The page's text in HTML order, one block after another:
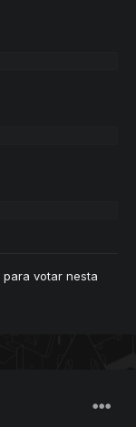
para votar nesta